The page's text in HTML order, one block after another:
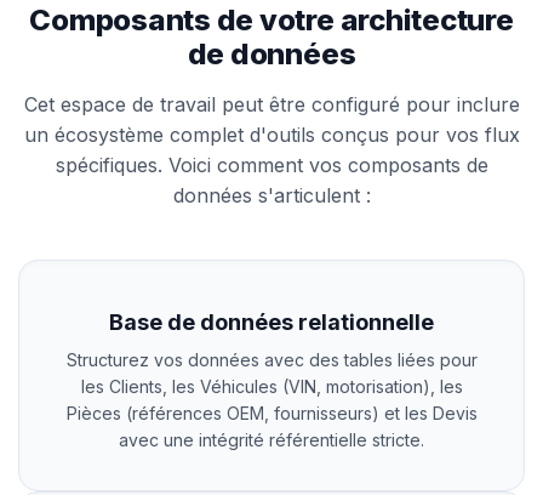
Composants de votre architecture
de données
Cet espace de travail peut être configuré pour inclure
un écosystème complet d'outils conçus pour vos flux
spécifiques. Voici comment vos composants de
données s'articulent :
Base de données relationnelle
Structurez vos données avec des tables liées pour
les Clients, les Véhicules (VIN, motorisation), les
Pièces (références OEM, fournisseurs) et les Devis
avec une intégrité référentielle stricte.